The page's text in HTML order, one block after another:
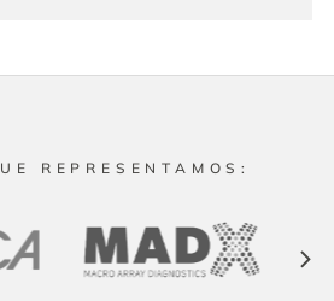
REPRESENTAMOS: